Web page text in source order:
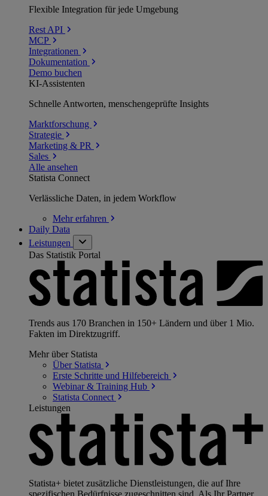
Flexible Integration für jede Umgebung
Rest API
MCP
Integrationen
Dokumentation
Demo buchen
KI-Assistenten
Schnelle Antworten, menschengeprüfte Insights
Marktforschung
Strategie
Marketing & PR
Sales
Alle ansehen
Statista Connect
Verlässliche Daten, in jedem Workflow
Mehrerfahren
Daily Data
Leistungen
Das Statistik Portal
Trends aus 170 Branchen in 150+ Ländern und über 1 Mio.
Fakten im Direktzugriff.
Mehr über Statista
Über Statista
Erste Schritte und Hilfebereich
Webinar & Training Hub
Statista Connect
Leistungen
Statista+ bietet zusätzliche Dienstleistungen, die auf Ihre
spezifischen Bedürfnisse zugeschnitten sind. Als Ihr Partner